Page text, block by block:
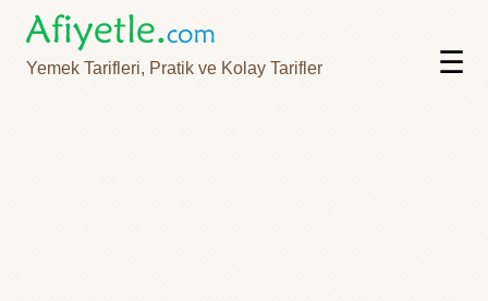
Yemek Tarifleri, Pratik ve Kolay Tarifler ☰